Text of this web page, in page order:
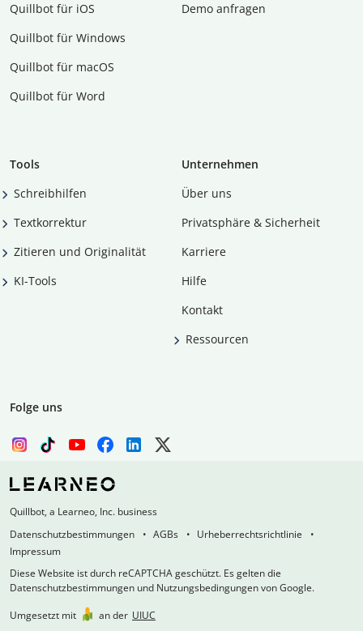
Quillbot für iOS
Quillbot für Windows
Quillbot für macOS
Quillbot für Word
Demo anfragen
Tools
Schreibhilfen
Textkorrektur
Zitieren und Originalität
KI-Tools
Unternehmen
Über uns
Privatsphäre & Sicherheit
Karriere
Hilfe
Kontakt
Ressourcen
Folge uns
Quillbot, a Learneo, Inc. business
Datenschutzbestimmungen
AGBs
Urheberrechtsrichtlinie
Impressum
Diese Website ist durch reCAPTCHA geschützt. Es gelten die
Datenschutzbestimmungen und Nutzungsbedingungen von Google.
Umgesetzt mit
an der UIUC